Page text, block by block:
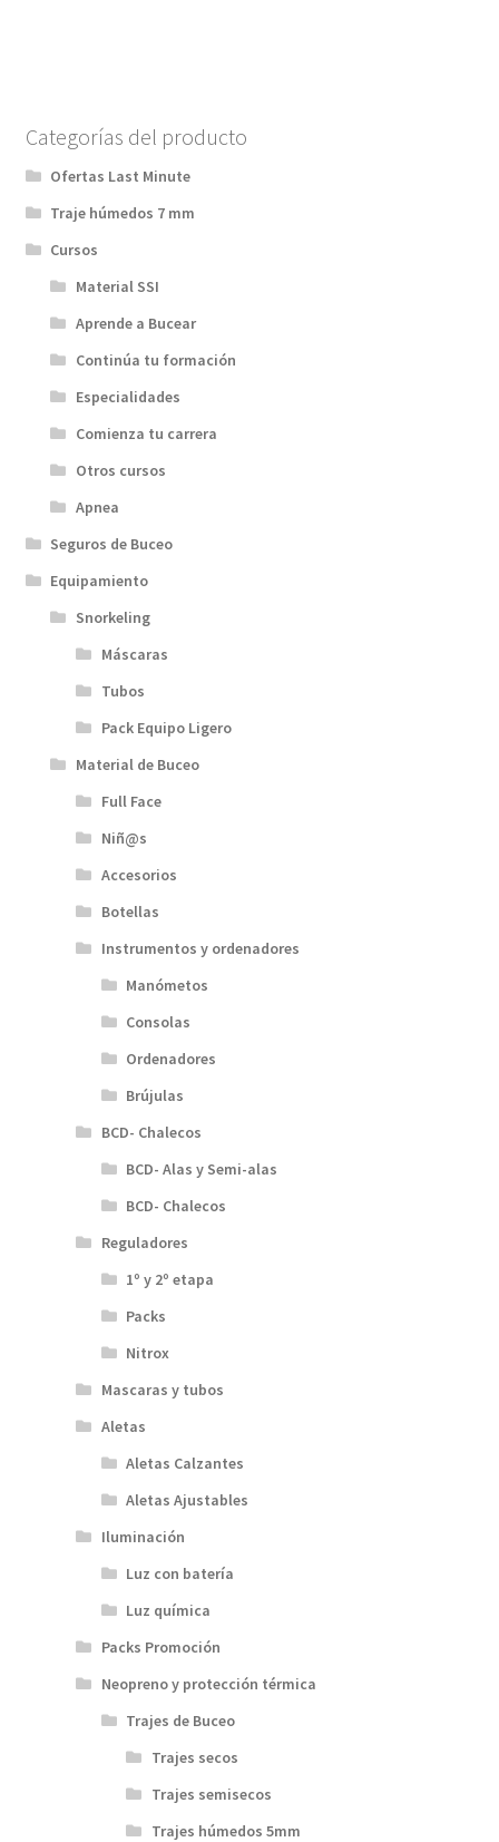
Categorías del producto
Ofertas Last Minute
Traje húmedos 7 mm
Cursos
Material SSI
Aprende a Bucear
Continúa tu formación
Especialidades
Comienza tu carrera
Otros cursos
Apnea
Seguros de Buceo
Equipamiento
Snorkeling
Máscaras
Tubos
Pack Equipo Ligero
Material de Buceo
Full Face
Niñ@s
Accesorios
Botellas
Instrumentos y ordenadores
Manómetos
Consolas
Ordenadores
Brújulas
BCD- Chalecos
BCD- Alas y Semi-alas
BCD- Chalecos
Reguladores
1º y 2º etapa
Packs
Nitrox
Mascaras y tubos
Aletas
Aletas Calzantes
Aletas Ajustables
Iluminación
Luz con batería
Luz química
Packs Promoción
Neopreno y protección térmica
Trajes de Buceo
Trajes secos
Trajes semisecos
Trajes húmedos 5mm